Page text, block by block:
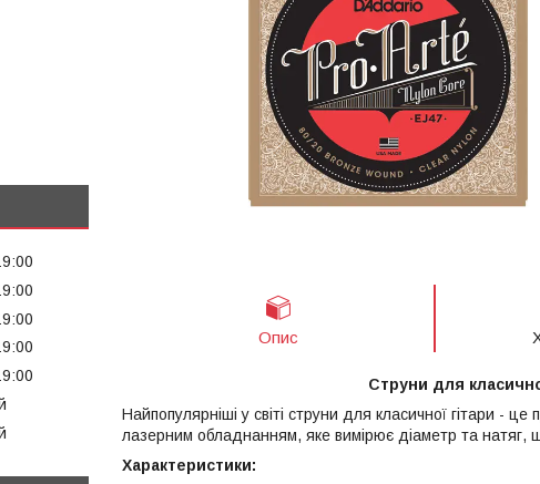
Опис
Струни для
Найпопулярніші у світі струни для класичної гітари -
лазерним обладнанням, яке вимірює діаметр та натяг,
Характеристики: